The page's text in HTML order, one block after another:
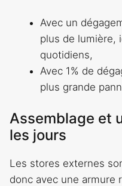
Avec un
plus de lumière,
quotidiens,
Avec 1% de
plus grande
Assemblage et
les jours
Les stores externes
donc avec une armure